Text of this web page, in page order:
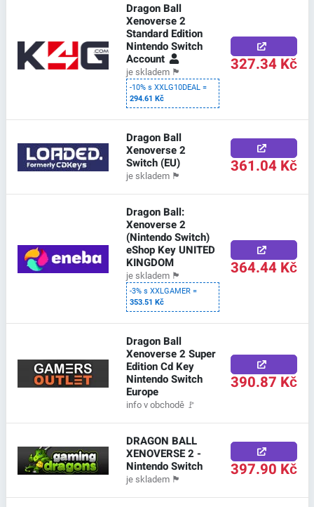
Dragon Ball
Xenoverse 2
Standard Edition
Nintendo Switch
Account
je skladem 🏴
-10% s XXLG10DEAL =
294.61 Kč
327.34 Kč
Dragon Ball
Xenoverse 2
Switch (EU)
je skladem 🏴 361.04 Kč
Dragon Ball:
Xenoverse 2
(Nintendo Switch)
eShop Key UNITED
KINGDOM
je skladem 🏴
-3% s XXLGAMER =
353.51 Kč
364.44 Kč
Dragon Ball
Xenoverse 2 Super
Edition Cd Key
Nintendo Switch
Europe
info v obchodě 🚩
390.87 Kč
DRAGON BALL
XENOVERSE 2 -
Nintendo Switch
je skladem 🏴 397.90 Kč